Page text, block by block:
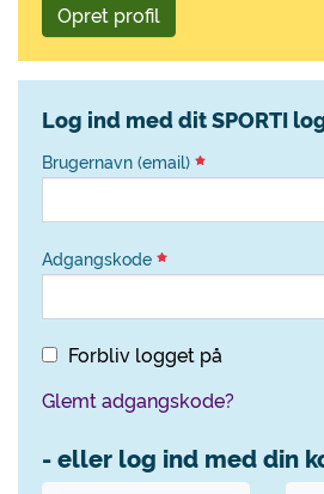
Opret profil
Log ind med dit SPORTI
Brugernavn (email)
Adgangskode
Forbliv logget på
Glemt adgangskode?
- eller log ind med din